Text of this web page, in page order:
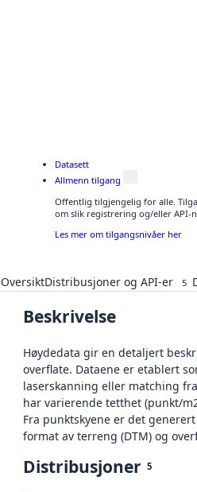
Datasett
Allmenn tilgang
Offentlig tilgjengelig for alle.
om slik registrering og/eller API-
Les mer om tilgangsnivåer her
OversiktDistribusjoner og API-er 5
Beskrivelse
Høydedata gir en detaljert
overflate. Dataene er etablert
laserskanning eller matching
har varierende tetthet (punkt/
Fra punktskyene er det
format av terreng (DTM) og
Distribusjoner 5